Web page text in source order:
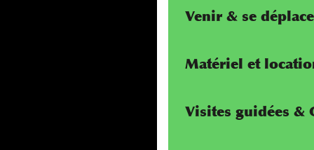
Venir & se
Matériel et
Visites guidées &